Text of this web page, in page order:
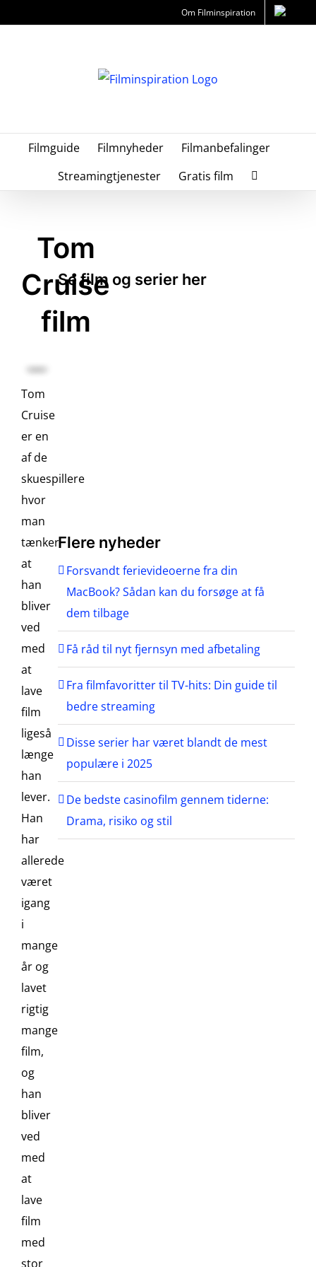
Om Filminspiration
Filmguide Filmnyheder
Filmanbefalinger
Streamingtjenester
Gratis film
Tom
Cruise
film
Tom
Cruise
er en
af de
skuespillere
hvor
man
tænker
at
han
bliver
ved
med
at
lave
film
ligeså
længe
han
lever.
Han
har
allerede
været
igang
i
mange
år og
lavet
rigtig
mange
film,
og
han
bliver
ved
med
at
lave
film
med
stor
Se film og serier her
Flere nyheder
Forsvandt ferievideoerne fra din
MacBook? Sådan kan du forsøge at få
dem tilbage
Få råd til nyt fjernsyn med afbetaling
Fra filmfavoritter til TV-hits: Din guide til
bedre streaming
Disse serier har været blandt de mest
populære i 2025
De bedste casinofilm gennem tiderne:
Drama, risiko og stil